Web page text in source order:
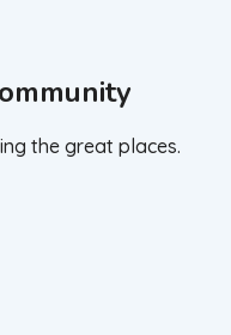
the great places.